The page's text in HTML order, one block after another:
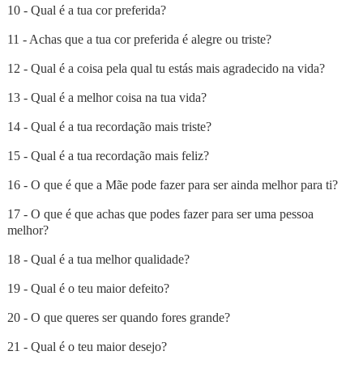
10 - Qual é a tua cor preferida?
11 - Achas que a tua cor preferida é alegre ou triste?
12 - Qual é a coisa pela qual tu estás mais agradecido na vida?
13 - Qual é a melhor coisa na tua vida?
14 - Qual é a tua recordação mais triste?
15 - Qual é a tua recordação mais feliz?
16 - O que é que a Mãe pode fazer para ser ainda melhor para ti?
17 - O que é que achas que podes fazer para ser uma pessoa
melhor?
18 - Qual é a tua melhor qualidade?
19 - Qual é o teu maior defeito?
20 - O que queres ser quando fores grande?
21 - Qual é o teu maior desejo?